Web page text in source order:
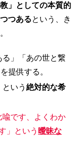
」としての本質的
つあるという、き
る」「あの世と繋
を提供する。
という絶対的な希
喩です、よくわか
」という 曖昧な